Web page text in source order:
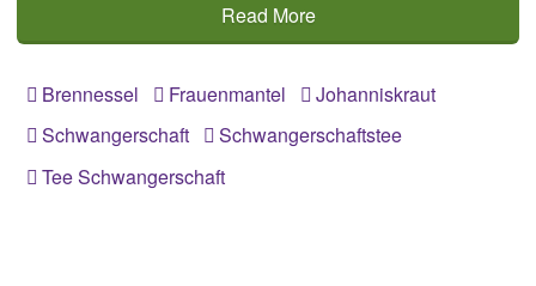
Read More
Brennessel Frauenmantel
Johanniskraut
Schwangerschaft
Schwangerschaftstee
Tee Schwangerschaft